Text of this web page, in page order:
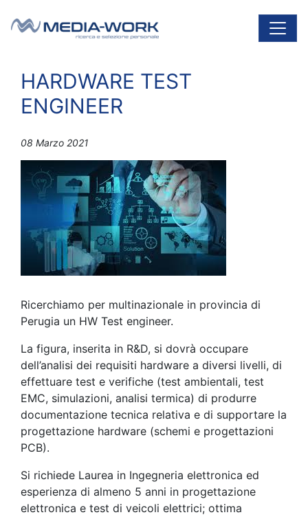
Navigazione principale
HARDWARE TEST
ENGINEER
08 Marzo 2021
Ricerchiamo per multinazionale in provincia di
Perugia un HW Test engineer.
La figura, inserita in R&D, si dovrà occupare
dell’analisi dei requisiti hardware a diversi livelli, di
effettuare test e verifiche (test ambientali, test
EMC, simulazioni, analisi termica) di produrre
documentazione tecnica relativa e di supportare la
progettazione hardware (schemi e progettazioni
PCB).
Si richiede Laurea in Ingegneria elettronica ed
esperienza di almeno 5 anni in progettazione
elettronica e test di veicoli elettrici; ottima